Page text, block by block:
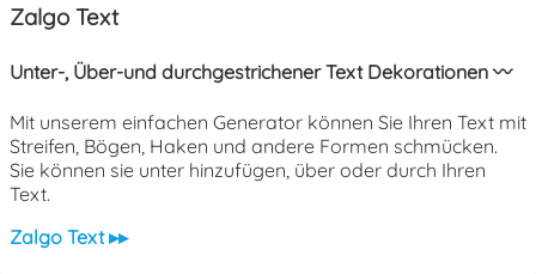
Zalgo Text
Unter-, Über-und durchgestrichener Text Dekorationen 〰️
Mit unserem einfachen Generator können Sie Ihren Text mit
Streifen, Bögen, Haken und andere Formen schmücken.
Sie können sie unter hinzufügen, über oder durch Ihren
Text.
Zalgo Text ▸▸